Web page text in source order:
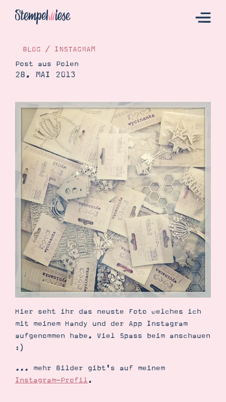
Katalog
Bestellen
Kontakt
Angebote
Demonstrator werden
Blog
Gutscheine
Produkte erklärt
Über mich
Über Stampin’ Up!
Ordnungstipps
BLOG / INSTAGRAM
Post aus Polen
28. MAI 2013
Hier seht ihr das neuste Foto welches ich
mit meinem Handy und der App Instagram
aufgenommen habe. Viel Spass beim anschauen
:)
... mehr Bilder gibt's auf meinem
Instagram-Profil.